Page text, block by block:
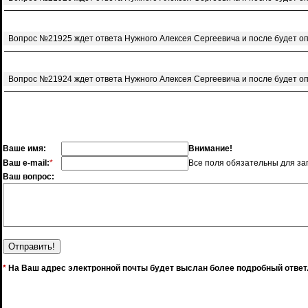
Вопрос №21925 ждет ответа Нужного Алексея Сергеевича и после будет
Вопрос №21924 ждет ответа Нужного Алексея Сергеевича и после будет
Ваше имя:
Внимание!
Ваш e-mail:*
Все поля обязательны для
Ваш вопрос:
* На Ваш адрес электронной почты будет выслан более подробный ответ.